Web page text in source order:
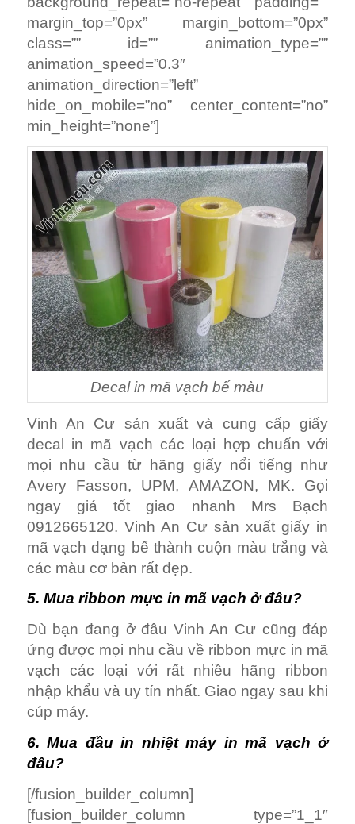
margin_top=”0px” margin_bottom=”0px”
class=”” id=”” animation_type=””
animation_speed=”0.3″
animation_direction=”left”
hide_on_mobile=”no” center_content=”no”
min_height=”none”]
Decal in mã vạch bế màu
Vinh An Cư sản xuất và cung cấp giấy
decal in mã vạch các loại hợp chuẩn với
mọi nhu cầu từ hãng giấy nổi tiếng như
Avery Fasson, UPM, AMAZON, MK. Gọi
ngay giá tốt giao nhanh Mrs Bạch
0912665120. Vinh An Cư sản xuất giấy in
mã vạch dạng bế thành cuộn màu trắng và
các màu cơ bản rất đẹp.
5. Mua ribbon mực in mã vạch ở đâu?
Dù bạn đang ở đâu Vinh An Cư cũng đáp
ứng được mọi nhu cầu về ribbon mực in mã
vạch các loại với rất nhiều hãng ribbon
nhập khẩu và uy tín nhất. Giao ngay sau khi
cúp máy.
6. Mua đầu in nhiệt máy in mã vạch ở
đâu?
[/fusion_builder_column]
[fusion_builder_column type=”1_1″